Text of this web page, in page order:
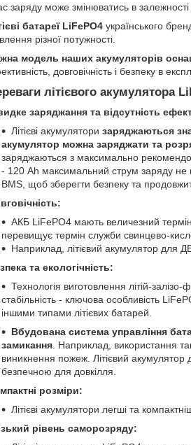
заряду може змінюватись в залежності
батареї LiFePO4 українського
різної потужності.
модель наших акумуляторів
довговічність і безпеку в
літієвого акумулятора
заряджання та відсутність
Літієві акумулятори заряджаються
акумулятор можна заряджати та
заряджаються з максимально
- 120 Ah максимальний струм заряду
BMS, щоб зберегти безпеку та
АКБ LiFePO4 мають величезний
перевищує термін служби свинцево-
Наприклад, літієвий акумулятор для
та екологічність:
Технологія виготовлення літій-
стабільність - ключова особливість
іншими типами літієвих батарей.
Вбудована система управління
замикання . Наприклад, використання
виникнення пожеж. Літієвий акумулятор
безпечною для довкілля.
розміри:
Літієві акумулятори легші та
рівень саморозряду: